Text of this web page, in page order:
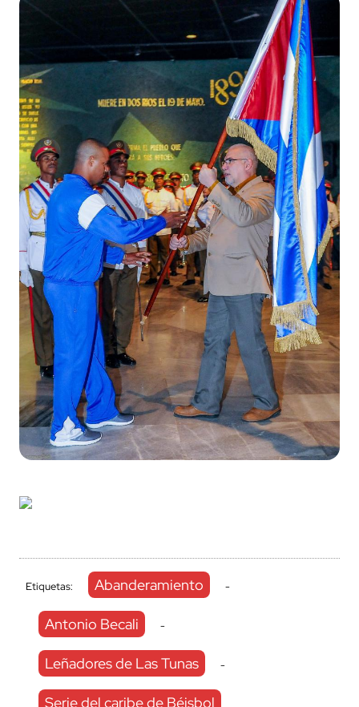
Etiquetas: Abanderamiento -
Antonio Becali -
Leñadores de Las Tunas -
Serie del caribe de Béisbol